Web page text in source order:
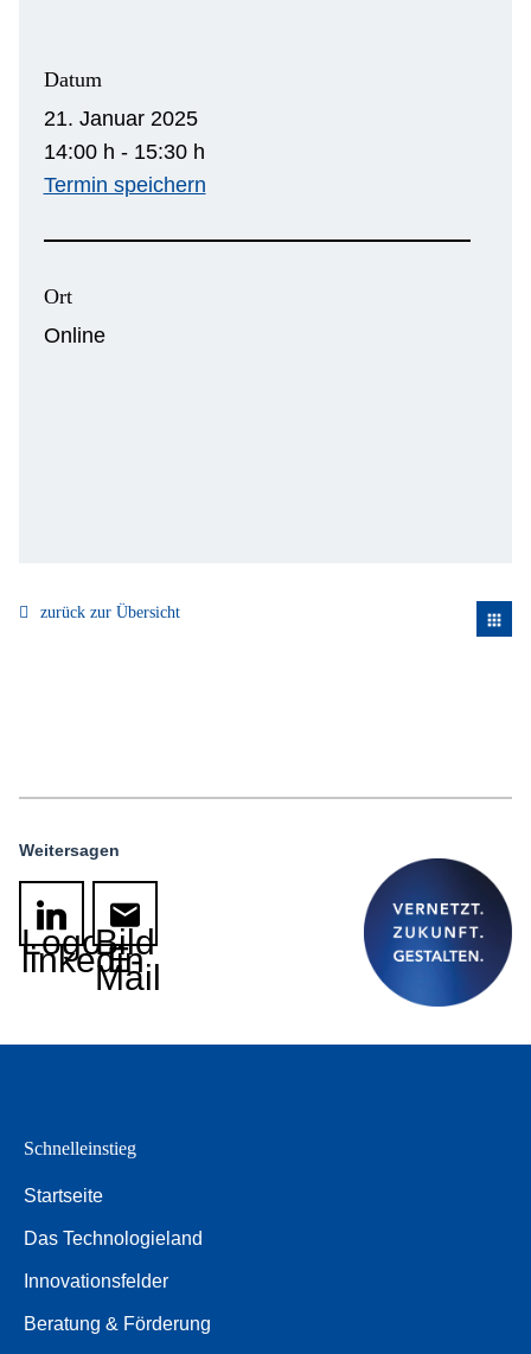
Datum
21. Januar 2025
14:00 h - 15:30 h
Termin speichern
Ort
Online
zurück zur Übersicht apps
Weitersagen
Logo
linkedin
Bild
E-
Mail
Schnelleinstieg
Startseite
Das Technologieland
Innovationsfelder
Beratung & Förderung